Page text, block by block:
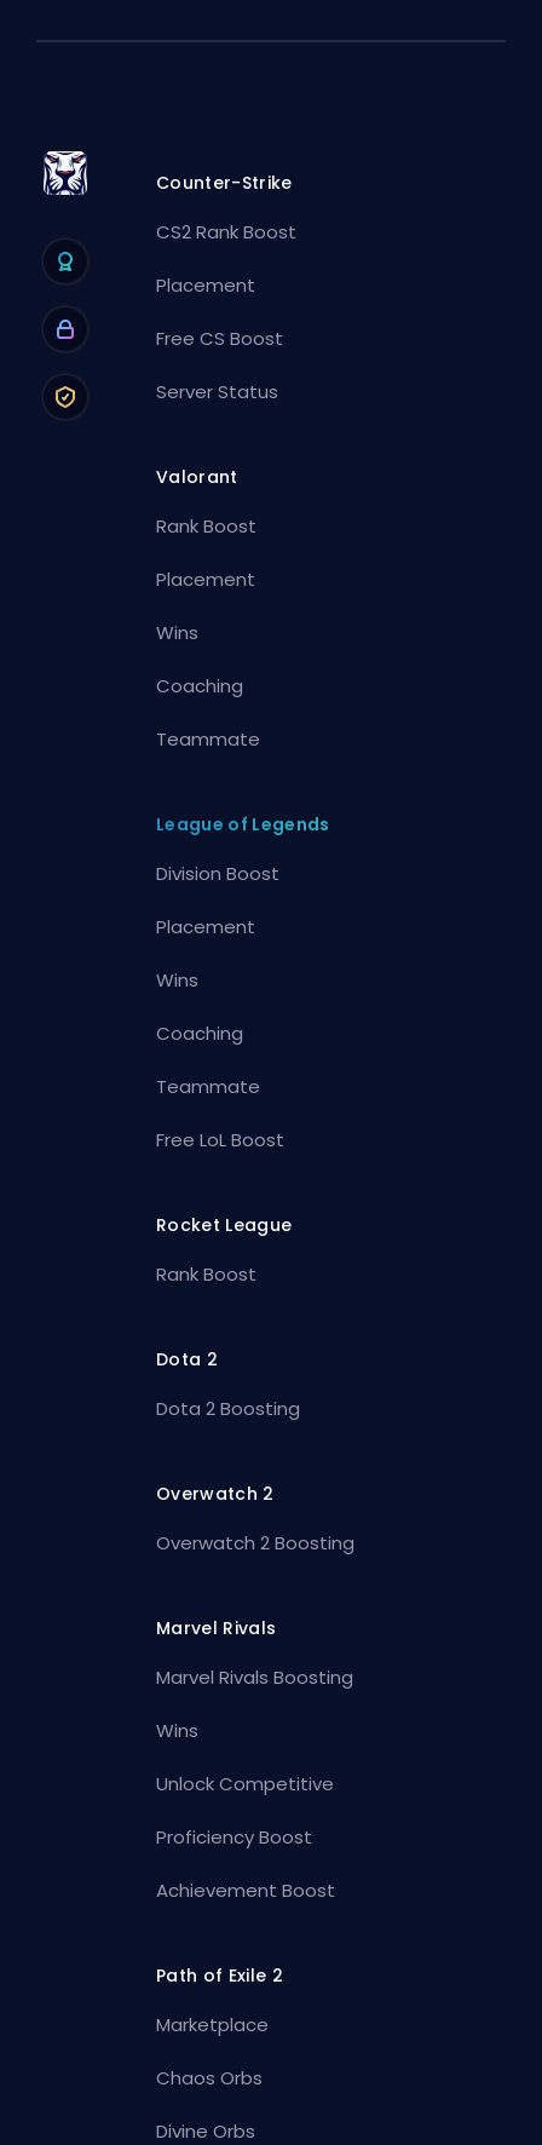
Counter-Strike
CS2 Rank Boost
Placement
Free CS Boost
Server Status
Valorant
Rank Boost
Placement
Wins
Coaching
Teammate
League of Legends
Division Boost
Placement
Wins
Coaching
Teammate
Free LoL Boost
Rocket League
Rank Boost
Dota 2
Dota 2 Boosting
Overwatch 2
Overwatch 2 Boosting
Marvel Rivals
Marvel Rivals Boosting
Wins
Unlock Competitive
Proficiency Boost
Achievement Boost
Path of Exile 2
Marketplace
Chaos Orbs
Divine Orbs